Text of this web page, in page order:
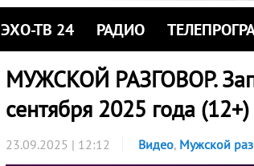
ЭХО-ТВ 24 РАДИО
МУЖСКОЙ РАЗГОВОР.
сентября 2025 года (12+)
23.09.2025 | 12:12 Видео, Мужской